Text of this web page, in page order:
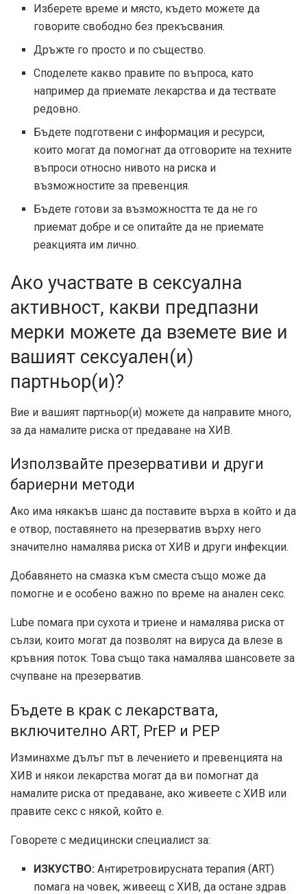
Изберете време и място, където можете да
говорите свободно без прекъсвания.
Дръжте го просто и по същество.
Споделете какво правите по въпроса, като
например да приемате лекарства и да тествате
редовно.
Бъдете подготвени с информация и ресурси,
които могат да помогнат да отговорите на техните
въпроси относно нивото на риска и
възможностите за превенция.
Бъдете готови за възможността те да не го
приемат добре и се опитайте да не приемате
реакцията им лично.
Ако участвате в сексуална
активност, какви предпазни
мерки можете да вземете вие ​​и
вашият сексуален(и)
партньор(и)?
Вие и вашият партньор(и) можете да направите много,
за да намалите риска от предаване на ХИВ.
Използвайте презервативи и други
бариерни методи
Ако има някакъв шанс да поставите върха в който и да
е отвор, поставянето на презерватив върху него
значително намалява риска от ХИВ и други инфекции.
Добавянето на смазка към сместа също може да
помогне и е особено важно по време на анален секс.
Lube помага при сухота и триене и намалява риска от
сълзи, които могат да позволят на вируса да влезе в
кръвния поток. Това също така намалява шансовете за
счупване на презерватив.
Бъдете в крак с лекарствата,
включително ART, PrEP и PEP
Изминахме дълъг път в лечението и превенцията на
ХИВ и някои лекарства могат да ви помогнат да
намалите риска от предаване, ако живеете с ХИВ или
правите секс с някой, който е.
Говорете с медицински специалист за:
ИЗКУСТВО:Антиретровирусната терапия (ART)
помага на човек, живеещ с ХИВ, да остане здрав